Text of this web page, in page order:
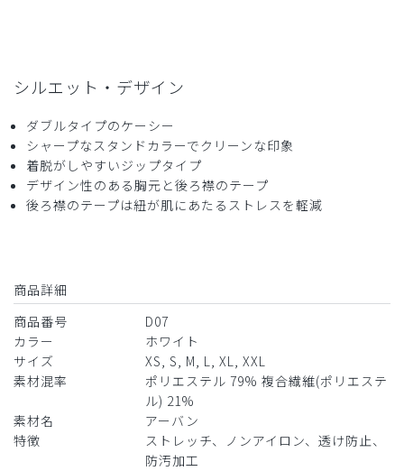
なボタンのほうが良い、生地が厚くて重い感じがする。夏は
不向きかもしれない。
商品：D07メンズ白衣:アーバンダブルケーシー/白/L
役に立った 0
ご購入者様
購入確認済み
年齢: 161-165cm 体重: 76-80kg
前回と別物を注文しましたがどちらも着心地がよく満足して
おります。
商品： D07メンズ白衣:アーバンダブルケーシー/白/XL
シルエット・デザイン
ダブルタイプのケーシー
シャープなスタンドカラーでクリーンな印象
着脱がしやすいジップタイプ
デザイン性のある胸元と後ろ襟のテープ
後ろ襟のテープは紐が肌にあたるストレスを軽減
商品詳細
商品番号
D07
カラー
ホワイト
サイズ
XS, S, M, L, XL, XXL
素材混率
ポリエステル 79% 複合繊維(ポリエステ
ル) 21%
素材名
アーバン
特徴
ストレッチ、ノンアイロン、透け防止、
防汚加工